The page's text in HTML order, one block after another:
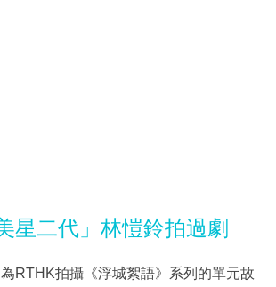
星二代」林愷鈴拍過劇
RTHK拍攝《浮城絮語》系列的單元故